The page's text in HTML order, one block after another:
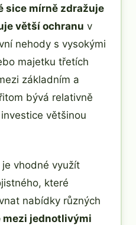
sice mírně zdražuje
větší ochranu v
nehody s vysokými
majetku třetích
základním a
bývá relativně
většinou
vhodné využít
které
nabídky různých
mezi jednotlivými